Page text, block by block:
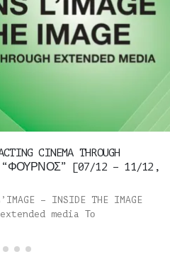
CINEMA THROUGH
“ΦΟΥΡΝΟΣ” [07/12 – 11/12,
– INSIDE THE IMAGE
media Το